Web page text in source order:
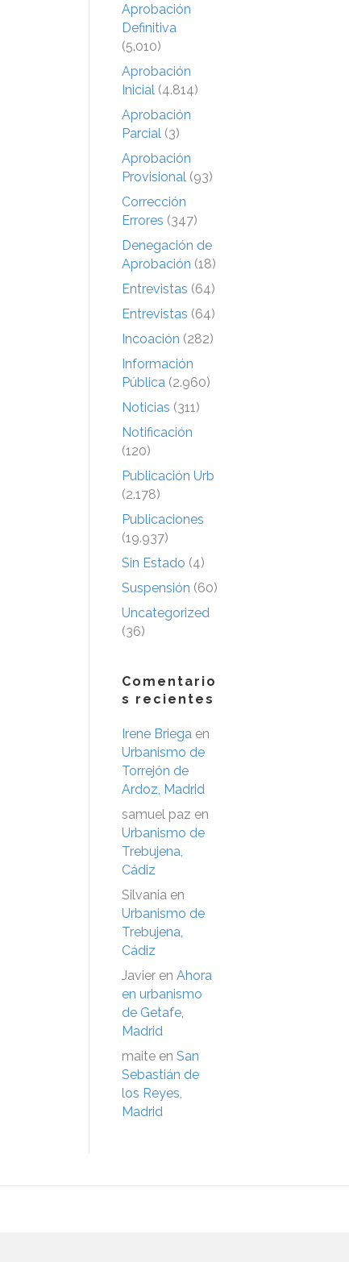
Aprobación
Definitiva
(5.010)
Aprobación
Inicial (4.814)
Aprobación
Parcial (3)
Aprobación
Provisional (93)
Corrección
Errores (347)
Denegación de
Aprobación (18)
Entrevistas (64)
Entrevistas (64)
Incoación (282)
Información
Pública (2.960)
Noticias (311)
Notificación
(120)
Publicación Urb
(2.178)
Publicaciones
(19.937)
Sin Estado (4)
Suspensión (60)
Uncategorized
(36)
Comentario
s recientes
Irene Briega en
Urbanismo de
Torrejón de
Ardoz, Madrid
samuel paz en
Urbanismo de
Trebujena,
Cádiz
Silvania en
Urbanismo de
Trebujena,
Cádiz
Javier en Ahora
en urbanismo
de Getafe,
Madrid
maite en San
Sebastián de
los Reyes,
Madrid